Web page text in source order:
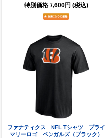
特別価格 7,600円 (税込)
ファナティクス NFL Tシャツ プライ
マリーロゴ ベンガルズ（ブラック）